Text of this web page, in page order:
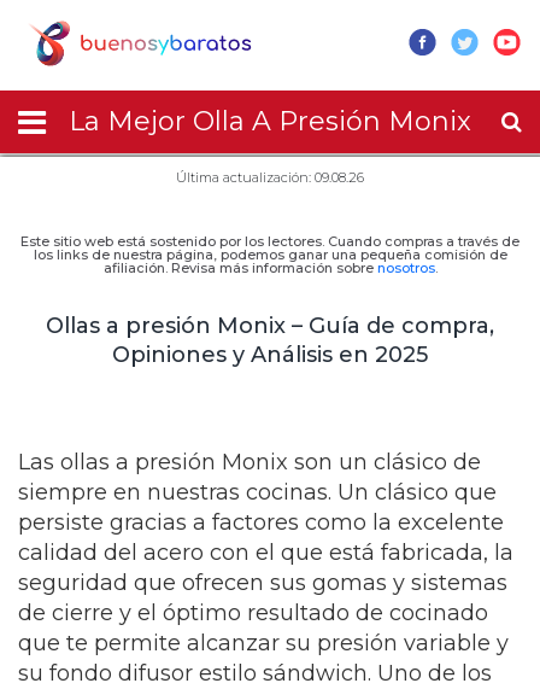
La Mejor Olla A Presión Monix
Última actualización: 09.08.26
Este sitio web está sostenido por los lectores. Cuando compras a través de
los links de nuestra página, podemos ganar una pequeña comisión de
afiliación. Revisa más información sobre nosotros.
Ollas a presión Monix – Guía de compra,
Opiniones y Análisis en 2025
Las ollas a presión Monix son un clásico de
siempre en nuestras cocinas. Un clásico que
persiste gracias a factores como la excelente
calidad del acero con el que está fabricada, la
seguridad que ofrecen sus gomas y sistemas
de cierre y el óptimo resultado de cocinado
que te permite alcanzar su presión variable y
su fondo difusor estilo sándwich. Uno de los